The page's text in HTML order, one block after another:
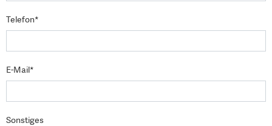
Telefon*
E-Mail*
Sonstiges